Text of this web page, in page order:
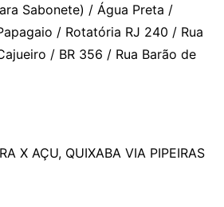
Sabonete) / Água Preta /
/ Rotatória RJ 240 / Rua
/ BR 356 / Rua Barão de
X AÇU, QUIXABA VIA PIPEIRAS